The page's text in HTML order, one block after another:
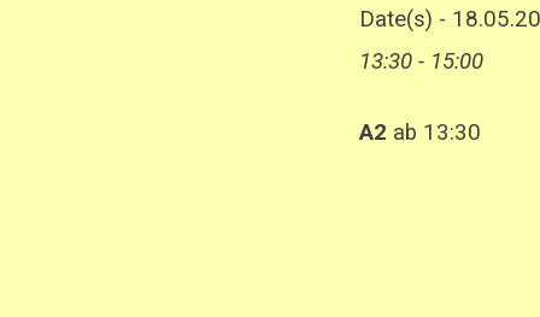
Date(s) -
13:30 - 15:00
A2 ab 13:30